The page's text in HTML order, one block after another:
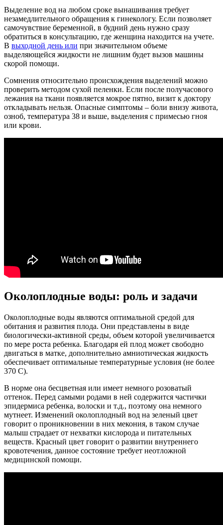
Выделение вод на любом сроке вынашивания требует
незамедлительного обращения к гинекологу. Если позволяет
самочувствие беременной, в будний день нужно сразу
обратиться в консультацию, где женщина находится на учете.
В выходной день или при значительном объеме
выделяющейся жидкости не лишним будет вызов машины
скорой помощи.
Сомнения относительно происхождения выделений можно
проверить методом сухой пеленки. Если после получасового
лежания на ткани появляется мокрое пятно, визит к доктору
откладывать нельзя. Опасные симптомы – боли внизу живота,
озноб, температура 38 и выше, выделения с примесью гноя
или крови.
Околоплодные воды: роль и задачи
Околоплодные воды являются оптимальной средой для
обитания и развития плода. Они представлены в виде
биологически-активной среды, объем которой увеличивается
по мере роста ребенка. Благодаря ей плод может свободно
двигаться в матке, дополнительно амниотическая жидкость
обеспечивает оптимальные температурные условия (не более
370 С).
В норме она бесцветная или имеет немного розоватый
оттенок. Перед самыми родами в ней содержится частички
эпидермиса ребенка, волоски и т.д., поэтому она немного
мутнеет. Изменений околоплодный вод на зеленый цвет
говорит о проникновении в них мекония, в таком случае
малыш страдает от нехватки кислорода и питательных
веществ. Красный цвет говорит о развитии внутреннего
кровотечения, данное состояние требует неотложной
медицинской помощи.